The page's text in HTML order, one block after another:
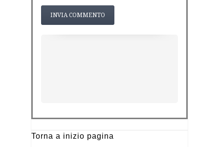
Torna a inizio pagina